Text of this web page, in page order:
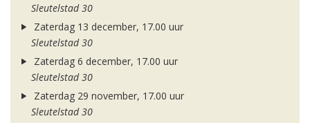
Sleutelstad 30
Zaterdag 13 december, 17.00 uur
Sleutelstad 30
Zaterdag 6 december, 17.00 uur
Sleutelstad 30
Zaterdag 29 november, 17.00 uur
Sleutelstad 30